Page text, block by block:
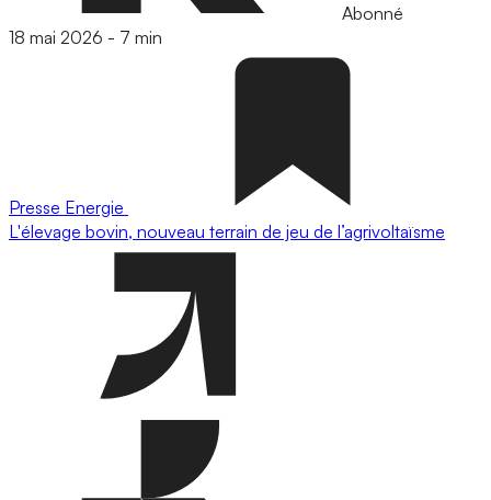
Abonné
18 mai 2026 - 7 min
Presse Energie
L'élevage bovin, nouveau terrain de jeu de l’agrivoltaïsme